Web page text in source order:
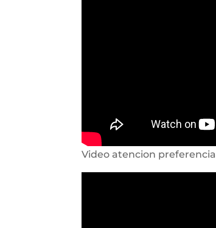
Video atencion preferencial